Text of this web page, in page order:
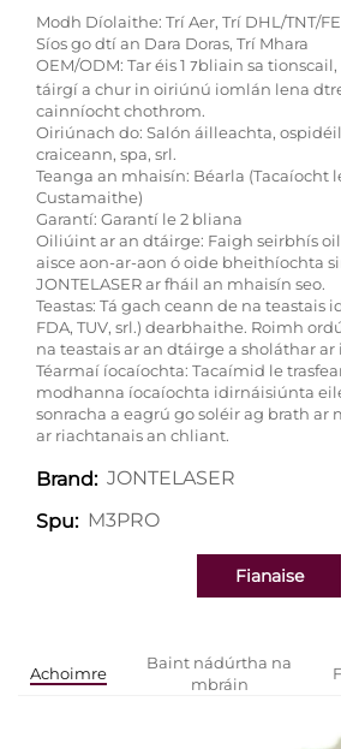
Modh Díolaithe: Trí Aer, Trí DHL/TNT/
Síos go dtí an Dara Doras, Trí Mhara
OEM/ODM: Tar éis 1 7bliain sa
táirgí a chur in oiriúnú iomlán lena
cainníocht chothrom.
Oiriúnach do: Salón áilleachta,
craiceann, spa, srl.
Teanga an mhaisín: Béarla (Tacaíocht
Custamaithe)
Garantí: Garantí le 2 bliana
Oiliúint ar an dtáirge: Faigh seirbhís
aisce aon-ar-aon ó oide bheithíochta
JONTELASER ar fháil an mhaisín seo.
Teastas: Tá gach ceann de na teastais
FDA, TUV, srl.) dearbhaithe. Roimh
na teastais ar an dtáirge a sholáthar ar
Téarmaí íocaíochta: Tacaímid le
modhanna íocaíochta idirnáisiúnta
sonracha a eagrú go soléir ag brath ar
ar riachtanais an chliant.
Brand: JONTELASER
Spu: M3PRO
Fianaise
Achoimre
Baint nádúrtha na
mbráin